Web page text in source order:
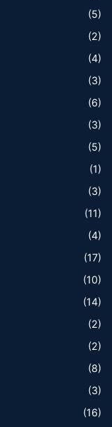
(5)
(2)
(4)
(3)
(6)
(3)
(5)
(1)
(3)
(11)
(4)
(17)
(10)
(14)
(2)
(2)
(8)
(3)
(16)